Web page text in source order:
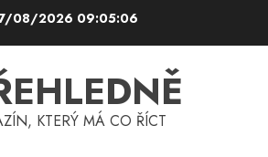
08/2026 09:05:06
KTERÝ MÁ CO ŘÍCT